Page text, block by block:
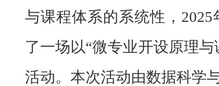
与课程体系的系统性， 2025
了一场以“微专业开设原理
活动。本次活动由数据科学